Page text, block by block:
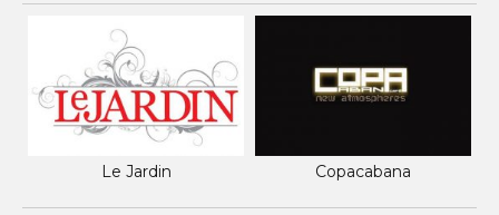
Le Jardin Copacabana